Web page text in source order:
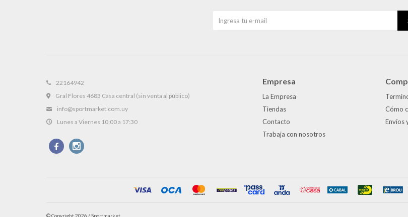
22164942
Gral Flores 4683 Casa central (sin venta al público)
info@sportmarket.com.uy
Lunes a Viernes 10:00 a 17:30
 
Empresa
La Empresa
Tiendas
Contacto
Trabaja con nosotros
Cómo
Envíos
© Copyright 2026 / Sportmarket